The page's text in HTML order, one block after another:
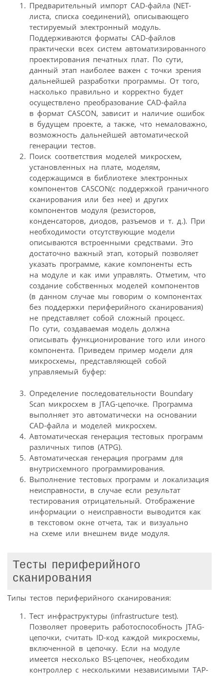
Предварительный импорт CAD-файла (NET-
листа, списка соединений), описывающего
тестируемый электронный модуль.
Поддерживаются форматы CAD-файлов
практически всех систем автоматизированного
проектирования печатных плат. По сути,
данный этап наиболее важен с точки зрения
дальнейшей разработки программы. От того,
насколько правильно и корректно будет
осуществлено преобразование CAD-файла
в формат CASCON, зависит и наличие ошибок
в будущем проекте, а также, что немаловажно,
возможность дальнейшей автоматической
генерации тестов.
Поиск соответствия моделей микросхем,
установленных на плате, моделям,
содержащимся в библиотеке электронных
компонентов CASCON(с поддержкой граничного
сканирования или без нее) и других
компонентов модуля (резисторов,
конденсаторов, диодов, разъемов и т. д.). При
необходимости отсутствующие модели
описываются встроенными средствами. Это
достаточно важный этап, который позволяет
указать программе, какие компоненты есть
на модуле и как ими управлять. Отметим, что
создание собственных моделей компонентов
(в данном случае мы говорим о компонентах
без поддержки периферийного сканирования)
не представляет собой сложный процесс.
По сути, создаваемая модель должна
описывать функционирование того или иного
компонента. Приведем пример модели для
микросхемы, представляющей собой
управляемый буфер:
Определение последовательности Boundary
Scan микросхем в JTAG-цепочке. Программа
выполняет это автоматически на основании
CAD-файла и моделей микросхем.
Автоматическая генерация тестовых программ
различных типов (ATPG).
Автоматическая генерация программ для
внутрисхемного программирования.
Выполнение тестовых программ и локализация
неисправности, в случае если результат
тестирования отрицательный. Отображение
информации о неисправности выводится как
в текстовом окне отчета, так и визуально
на схеме или внешнем виде модуля.
Тесты периферийного
сканирования
Типы тестов периферийного сканирования:
Тест инфраструктуры (infrastructure test).
Позволяет проверить работоспособность JTAG-
цепочки, считать ID-код каждой микросхемы,
включенной в цепочку. Если на модуле
имеется несколько BS-цепочек, необходим
контроллер с несколькими независимыми TAP-